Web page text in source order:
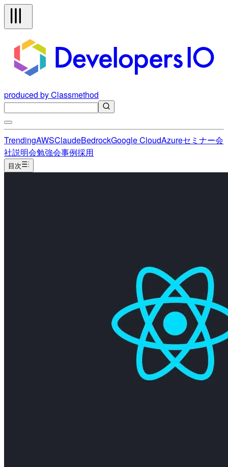
produced by Classmethod
TrendingAWSClaudeBedrockGoogle CloudAzureセミナー会
社説明会勉強会事例採用
目次